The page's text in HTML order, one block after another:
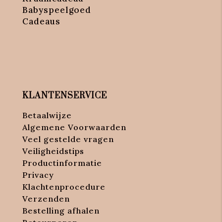
Babyspeelgoed
Cadeaus
KLANTENSERVICE
Betaalwijze
Algemene Voorwaarden
Veel gestelde vragen
Veiligheidstips
Productinformatie
Privacy
Klachtenprocedure
Verzenden
Bestelling afhalen